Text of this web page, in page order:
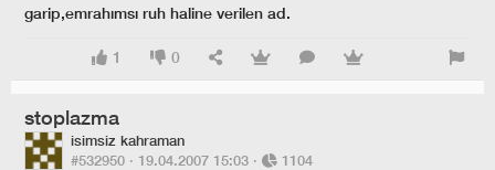
garip,emrahımsı ruh haline verilen ad.
1 0
stoplazma
isimsiz kahraman
#532950 · 19.04.2007 15:03 · 1104